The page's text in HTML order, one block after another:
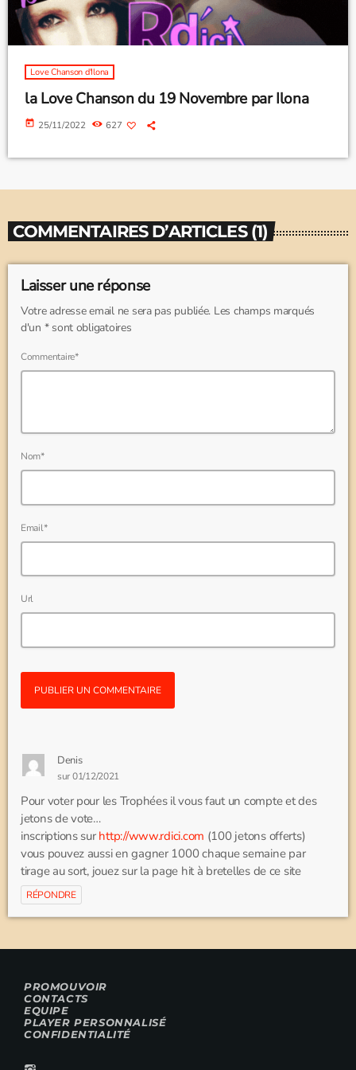
Love Chanson d'Ilona
la Love Chanson du 19 Novembre par Ilona
today 25/11/2022 627
COMMENTAIRES D’ARTICLES (1)
Laisser une réponse
Votre adresse email ne sera pas publiée. Les champs marqués
d'un * sont obligatoires
Commentaire*
Nom*
Email*
Url
Denis
sur 01/12/2021
Pour voter pour les Trophées il vous faut un compte et des
jetons de vote…
inscriptions sur http://www.rdici.com (100 jetons offerts)
vous pouvez aussi en gagner 1000 chaque semaine par
tirage au sort, jouez sur la page hit à bretelles de ce site
RÉPONDRE
PROMOUVOIR
CONTACTS
EQUIPE
PLAYER PERSONNALISÉ
CONFIDENTIALITÉ